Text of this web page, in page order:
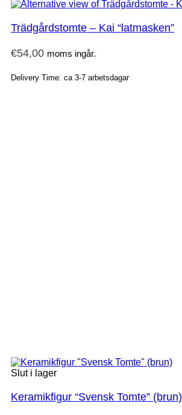
Trädgårdstomte – Kai “latmasken”
€54,00 moms ingår.
Delivery Time: ca 3-7 arbetsdagar
Slut i lager
Keramikfigur “Svensk Tomte” (brun)